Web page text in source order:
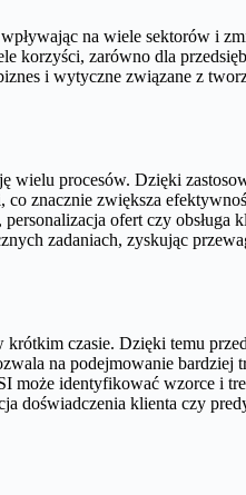
na wiele sektorów i
korzyści, zarówno dla
i wytyczne związane z
wielu procesów. Dzięki
znacznie zwiększa
ofert czy obsługa
zadaniach, zyskując
czasie. Dzięki temu
na podejmowanie bardziej
może identyfikować wzorce i
doświadczenia klienta czy